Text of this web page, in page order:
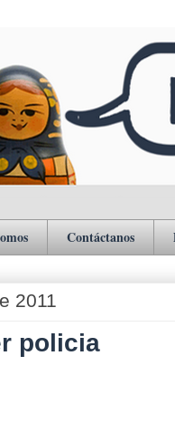
Contáctanos
2011
policia